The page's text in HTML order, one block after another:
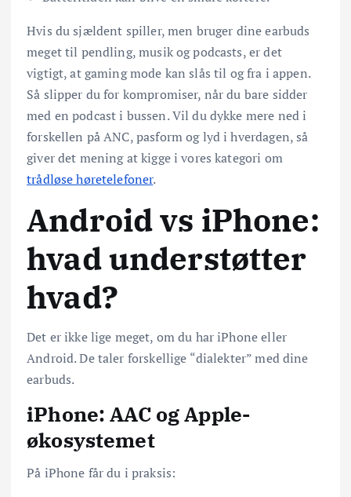
Hvis du sjældent spiller, men bruger dine earbuds
meget til pendling, musik og podcasts, er det
vigtigt, at gaming mode kan slås til og fra i appen.
Så slipper du for kompromiser, når du bare sidder
med en podcast i bussen. Vil du dykke mere ned i
forskellen på ANC, pasform og lyd i hverdagen, så
giver det mening at kigge i vores kategori om
trådløse høretelefoner.
Android vs iPhone:
hvad understøtter
hvad?
Det er ikke lige meget, om du har iPhone eller
Android. De taler forskellige “dialekter” med dine
earbuds.
iPhone: AAC og Apple-
økosystemet
På iPhone får du i praksis: